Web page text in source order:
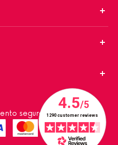
seguro